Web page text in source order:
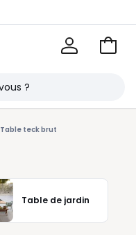
Voir
Table teck brut
Table de jardin